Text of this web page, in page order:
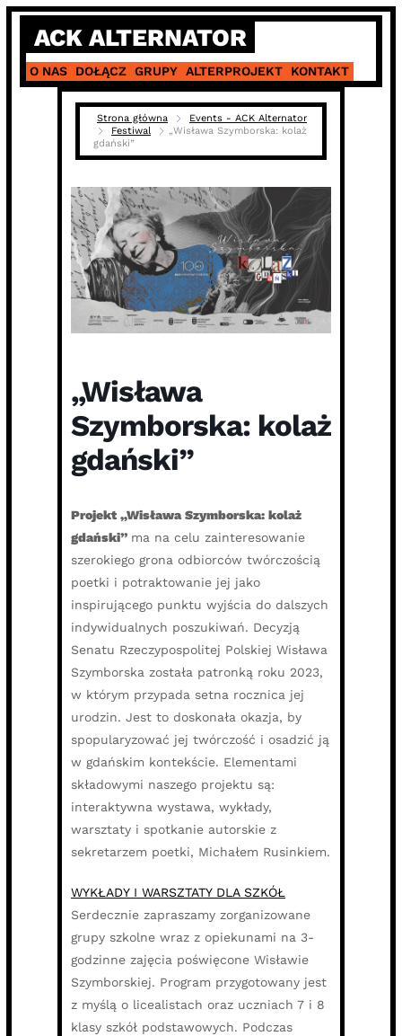
Skip
content
ACK ALTERNATOR
O NAS DOŁĄCZ GRUPY ALTERPROJEKT KONTAKT
Strona główna
Events - ACK Alternator
Festiwal
„Wisława Szymborska: kolaż
gdański”
„Wisława
Szymborska: kolaż
gdański”
Projekt „Wisława Szymborska: kolaż
gdański” ma na celu zainteresowanie
szerokiego grona odbiorców twórczością
poetki i potraktowanie jej jako
inspirującego punktu wyjścia do dalszych
indywidualnych poszukiwań. Decyzją
Senatu Rzeczypospolitej Polskiej Wisława
Szymborska została patronką roku 2023,
w którym przypada setna rocznica jej
urodzin. Jest to doskonała okazja, by
spopularyzować jej twórczość i osadzić ją
w gdańskim kontekście. Elementami
składowymi naszego projektu są:
interaktywna wystawa, wykłady,
warsztaty i spotkanie autorskie z
sekretarzem poetki, Michałem Rusinkiem.
WYKŁADY I WARSZTATY DLA SZKÓŁ
Serdecznie zapraszamy zorganizowane
grupy szkolne wraz z opiekunami na 3-
godzinne zajęcia poświęcone Wisławie
Szymborskiej. Program przygotowany jest
z myślą o licealistach oraz uczniach 7 i 8
klasy szkół podstawowych. Podczas